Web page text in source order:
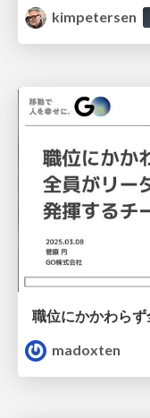
kimpetersen
madoxten